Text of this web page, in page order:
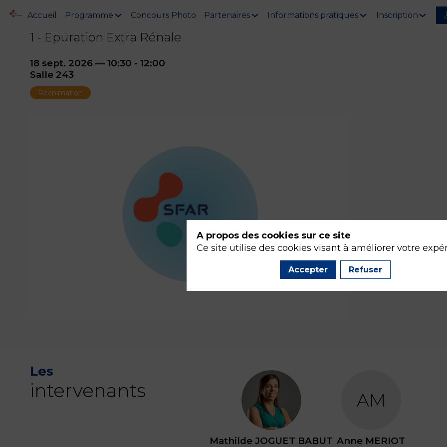
Accueil Programme Concours Photo Partenaires Informations pratiques Inscription
1 - Epuration Extra Rénale
18 sept. 2026 — 10:30 - 12:00
Salle 243
Réanimation
Les
intervenants MJB
Mathilde JOGUET BABUT
AM
Anne MERIOT
A propos des cookies sur ce site
Ce site utilise des cookies visant à améliorer votre
Accepter Refuser